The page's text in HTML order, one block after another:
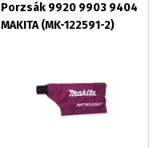
Porzsák 9920 9903 9404
MAKITA (MK-122591-2)